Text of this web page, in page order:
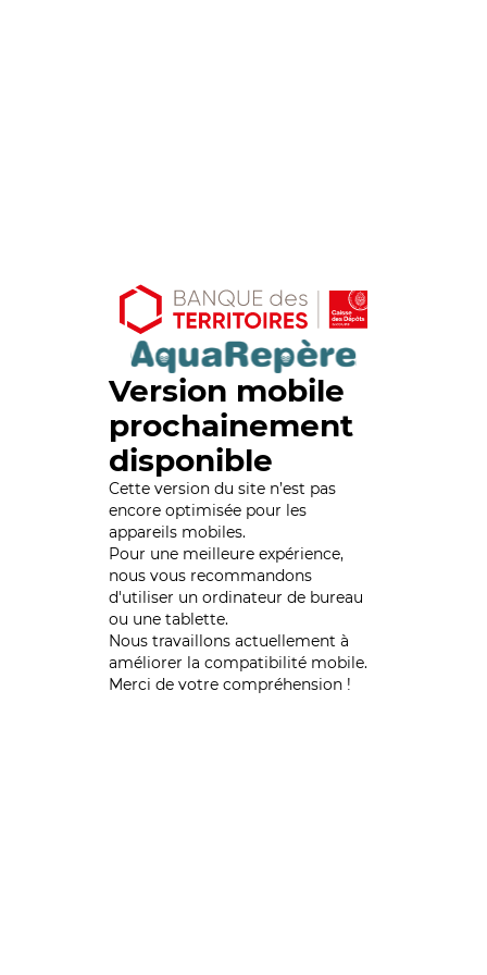
Version mobile
prochainement
disponible
Cette version du site n’est pas
encore optimisée pour les
appareils mobiles.
Pour une meilleure expérience,
nous vous recommandons
d'utiliser un ordinateur de bureau
ou une tablette.
Nous travaillons actuellement à
améliorer la compatibilité mobile.
Merci de votre compréhension !